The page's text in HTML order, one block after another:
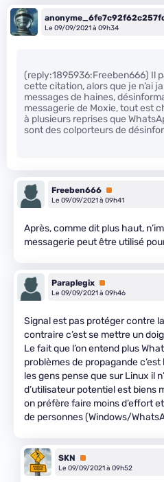
Le 09/09/2021 à 09h34
(reply:1895936:Freeben666) Il
cette citation, alors que je n’ai
messages de haines,
messagerie de Moxie, tout est
à plusieurs reprises que
sont des colporteurs de
Freeben666 Premium
Le 09/09/2021 à 09h41
Après, comme dit plus haut,
messagerie peut être utilisé
Paraplegix Premium
Le 09/09/2021 à 09h46
Signal est pas protéger contre
contraire c’est se mettre un
Le fait que l’on entend plus
problèmes de propagande
les gens pense que sur Linux il
d’utilisateur potentiel est biens
on préfère faire moins d’effort
de personnes (Windows/
SKN
Premium
Le 09/09/2021 à 09h52